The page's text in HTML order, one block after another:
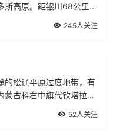
斯高原。距银川68公里，
245人关注
的松辽平原过度地带，有
古科右中旗代钦塔拉苏
52人关注